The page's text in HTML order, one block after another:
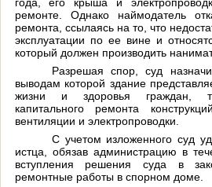
ремонте. Однако наймодатель
ремонта, ссылаясь на то, что
эксплуатации по ее вине и
который должен производить
Разрешая спор, суд
выводам которой здание
жизни и здоровья граждан,
капитального ремонта
вентиляции и электропроводки.
С учетом изложенного суд
истца, обязав администрацию в
вступления решения суда в
ремонтные работы в спорном доме.